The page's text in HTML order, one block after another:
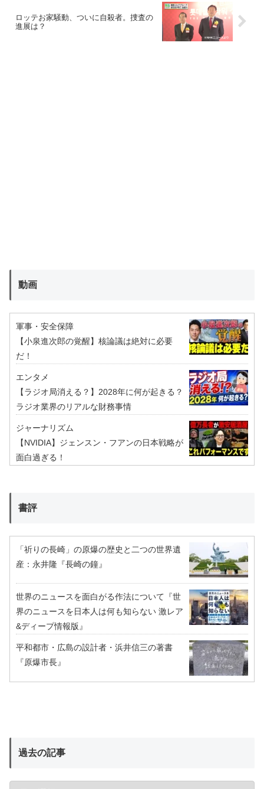
ロッテお家騒動、ついに自殺者。捜査の
進展は？
動画
軍事・安全保障
【小泉進次郎の覚醒】核論議は絶対に必要
だ！
エンタメ
【ラジオ局消える？】2028年に何が起きる？
ラジオ業界のリアルな財務事情
ジャーナリズム
【NVIDIA】ジェンスン・フアンの日本戦略が
面白過ぎる！
書評
「祈りの長崎」の原爆の歴史と二つの世界遺
産：永井隆『長崎の鐘』
世界のニュースを面白がる作法について『世
界のニュースを日本人は何も知らない 激レア
&ディープ情報版』
平和都市・広島の設計者・浜井信三の著書
『原爆市長』
過去の記事